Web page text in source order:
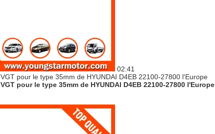
02:41
pour le type 35mm de HYUNDAI D4EB 22100-27800 l'Europe